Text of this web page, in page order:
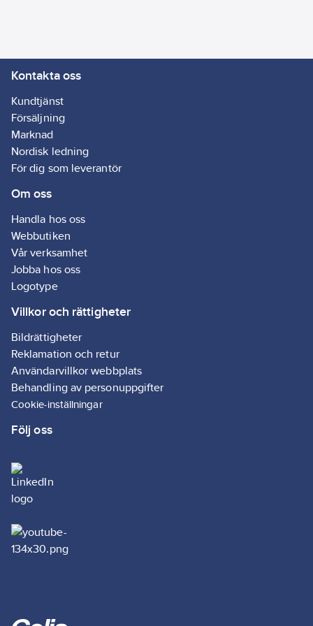
enheten i mörker. Med
LCD-skärm, Wi-Fi-
funktion och app-stöd
får du enkel och smart
kontroll. Det
nedfällbara handtaget
packa och stapla.
Batteri med över
3000 laddningscykler
* Fungerar utmärkt
med solpaneler
batterihanteringssystem
(BMS) för optimal
prestanda
* 7 integrerade
skyddssystem
* Enkel och smart
display och app
Artikelnr:
Lev. artikelnr:
Ean
Materialklass
Kontakta oss
Kundtjänst
Försäljning
Marknad
Nordisk ledning
För dig som leverantör
Om oss
Handla hos oss
Webbutiken
Vår verksamhet
Jobba hos oss
Logotype
Villkor och rättigheter
Bildrättigheter
Reklamation och retur
Användarvillkor webbplats
Behandling av personuppgifter
Cookie-inställningar
Följ oss